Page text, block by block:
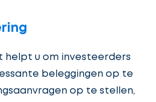
helpt u om investeerders
beleggingen op te
op te stellen,